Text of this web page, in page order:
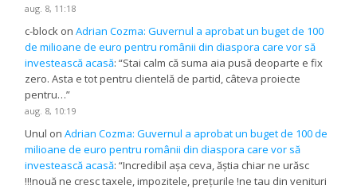
aug. 8, 11:18
c-block onAdrian Cozma: Guvernul a aprobat un buget de 100
de milioane de euro pentru românii din diaspora care vor să
investească acasă: “Stai calm că suma aia pusă deoparte e fix
zero. Asta e tot pentru clientelă de partid, câteva proiecte
pentru…”
aug. 8, 10:19
Unul onAdrian Cozma: Guvernul a aprobat un buget de 100 de
milioane de euro pentru românii din diaspora care vor să
investească acasă: “Incredibil așa ceva, ăștia chiar ne urăsc
!!!nouă ne cresc taxele, impozitele, prețurile !ne tau din venituri